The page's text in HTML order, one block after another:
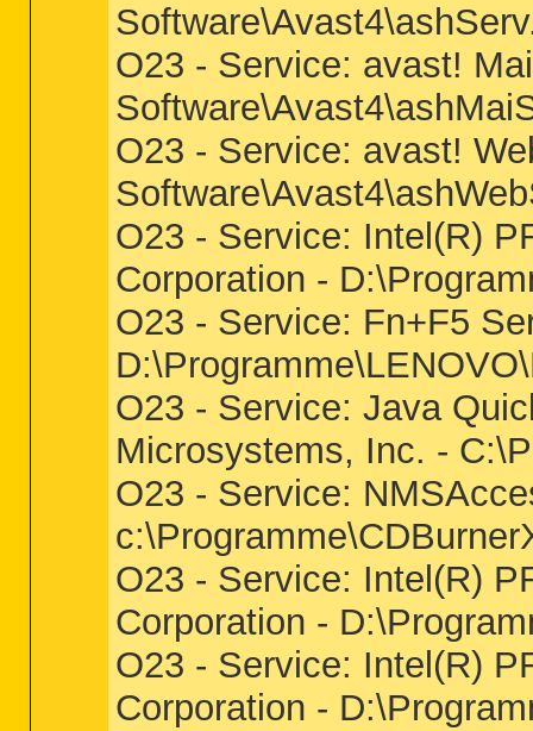
O23 - Service: avast!
O23 - Service: avast!
O23 - Service: Intel(R)
Corporation -
O23 - Service: Fn+F5
O23 - Service: Java
Microsystems, Inc. -
O23 - Service:
O23 - Service: Intel(R)
Corporation -
O23 - Service: Intel(R)
Corporation -